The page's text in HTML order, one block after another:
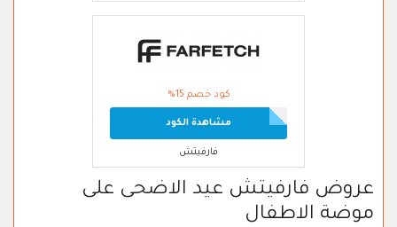
كود خصم 15%
مشاهدة الكود
فارفيتش
عروض فارفيتش عيد الاضحى على
موضة الاطفال